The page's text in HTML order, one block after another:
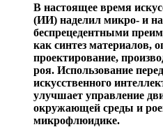
В настоящее время
(ИИ) наделил микро- и
беспрецедентными
как синтез материалов,
проектирование,
роя. Использование
искусственного
улучшает управление
окружающей среды и
микрофлюидике.